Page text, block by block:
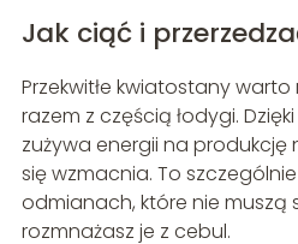
Jak ciąć i
Przekwitłe kwiatostany
razem z częścią łodygi.
zużywa energii na produkcję
się wzmacnia. To
odmianach, które nie muszą
rozmnażasz je z cebul.